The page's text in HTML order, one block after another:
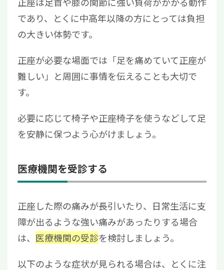
であり、とくに中高年以降の方にとっては負担
の大きい体勢です。
正座が必要な場面では「足を痛めていて正座が
難しい」と周囲に事情を伝えることも大切で
す。
必要に応じて椅子や正座椅子を使うなどして足
を安静に保つよう心がけましょう。
医療機関を受診する
正座した際の痛みが長引いたり、日常生活に支
障が出るような強い痛みがあったりする場合
は、 医療機関の受診を検討しましょう。
以下のような症状が見られる場合は、とくに注